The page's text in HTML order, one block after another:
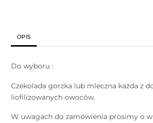
sztuka
OPIS
Do wyboru :
Czekolada gorzka lub mleczna każda z
liofilizowanych owoców.
W uwagach do zamówienia prosimy o